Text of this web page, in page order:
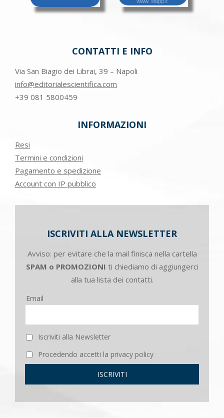
CONTATTI E INFO
Via San Biagio dei Librai, 39 – Napoli
info@editorialescientifica.com
+39 081 5800459
INFORMAZIONI
Resi
Termini e condizioni
Pagamento e spedizione
Account con IP pubblico
ISCRIVITI ALLA NEWSLETTER
Avviso: per evitare che la mail finisca nella cartella
SPAM o PROMOZIONI ti chiediamo di aggiungerci
alla tua lista dei contatti.
Email
Iscriviti alla Newsletter
Procedendo accetti la privacy policy